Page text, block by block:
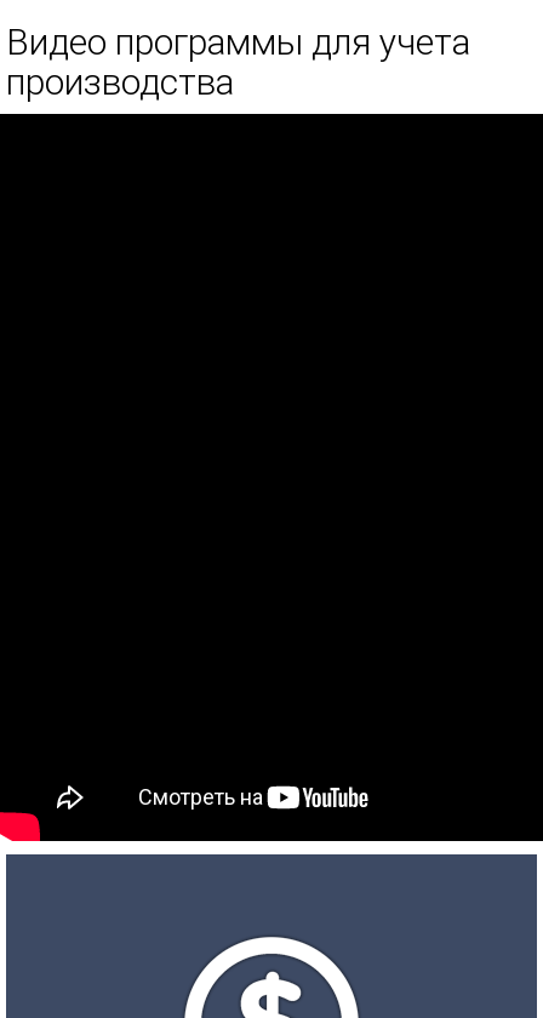
Видео программы для учета
производства